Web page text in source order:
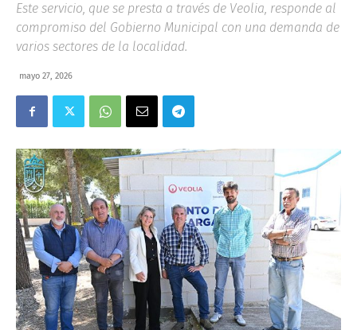
Este servicio, que se presta a través de Veolia, responde al
compromiso del Gobierno Municipal con una demanda de
varios sectores de la localidad.
mayo 27, 2026